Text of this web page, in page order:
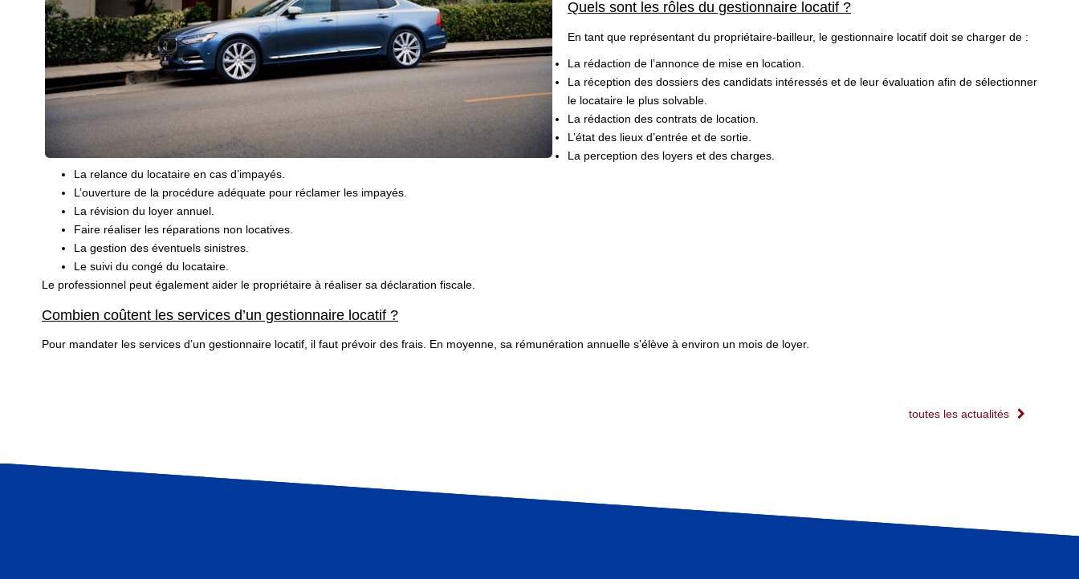
Quels sont les rôles du gestionnaire locatif ?
En tant que représentant du propriétaire-bailleur, le gestionnaire locatif doit se charger de :
La rédaction de l’annonce de mise en location.
La réception des dossiers des candidats intéressés et de leur évaluation afin de sélectionner
le locataire le plus solvable.
La rédaction des contrats de location.
L’état des lieux d’entrée et de sortie.
La perception des loyers et des charges.
La relance du locataire en cas d’impayés.
L’ouverture de la procédure adéquate pour réclamer les impayés.
La révision du loyer annuel.
Faire réaliser les réparations non locatives.
La gestion des éventuels sinistres.
Le suivi du congé du locataire.
Le professionnel peut également aider le propriétaire à réaliser sa déclaration fiscale.
Combien coûtent les services d’un gestionnaire locatif ?
Pour mandater les services d’un gestionnaire locatif, il faut prévoir des frais. En moyenne, sa rémunération annuelle s’élève à environ un mois de loyer.
toutes les actualités